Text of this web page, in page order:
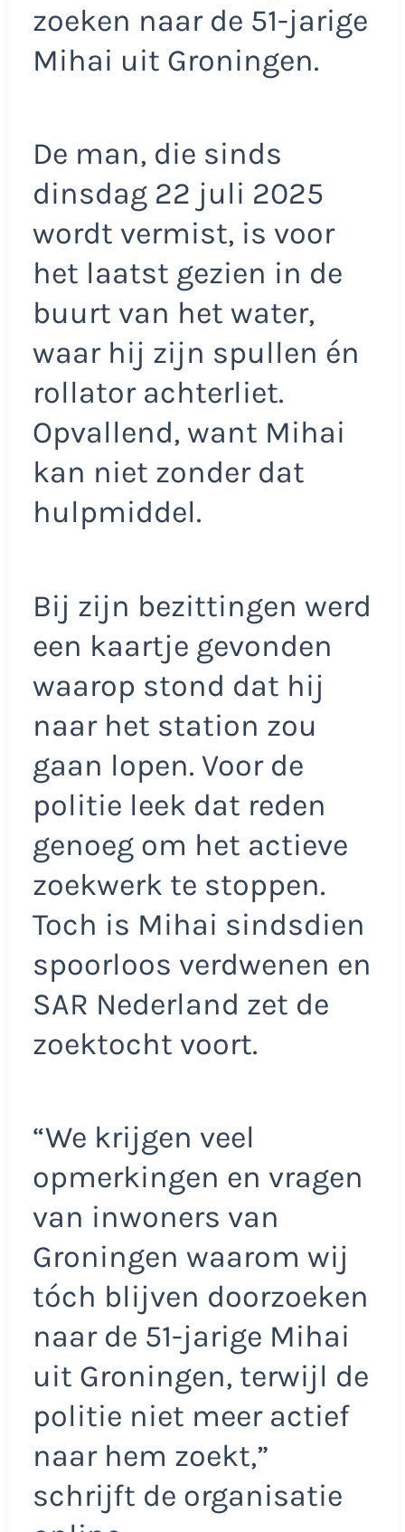
zoeken naar de 51-jarige
Mihai uit Groningen.
De man, die sinds
dinsdag 22 juli 2025
wordt vermist, is voor
het laatst gezien in de
buurt van het water,
waar hij zijn spullen én
rollator achterliet.
Opvallend, want Mihai
kan niet zonder dat
hulpmiddel.
Bij zijn bezittingen werd
een kaartje gevonden
waarop stond dat hij
naar het station zou
gaan lopen. Voor de
politie leek dat reden
genoeg om het actieve
zoekwerk te stoppen.
Toch is Mihai sindsdien
spoorloos verdwenen en
SAR Nederland zet de
zoektocht voort.
“We krijgen veel
opmerkingen en vragen
van inwoners van
Groningen waarom wij
tóch blijven doorzoeken
naar de 51-jarige Mihai
uit Groningen, terwijl de
politie niet meer actief
naar hem zoekt,”
schrijft de organisatie